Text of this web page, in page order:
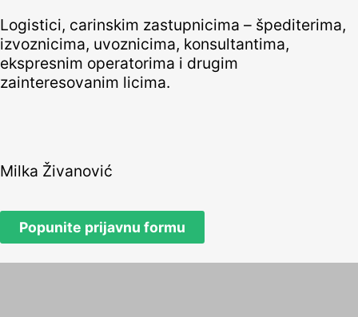
Logistici, carinskim zastupnicima – špediterima,
izvoznicima, uvoznicima, konsultantima,
ekspresnim operatorima i drugim
zainteresovanim licima.
Milka Živanović
Popunite prijavnu formu